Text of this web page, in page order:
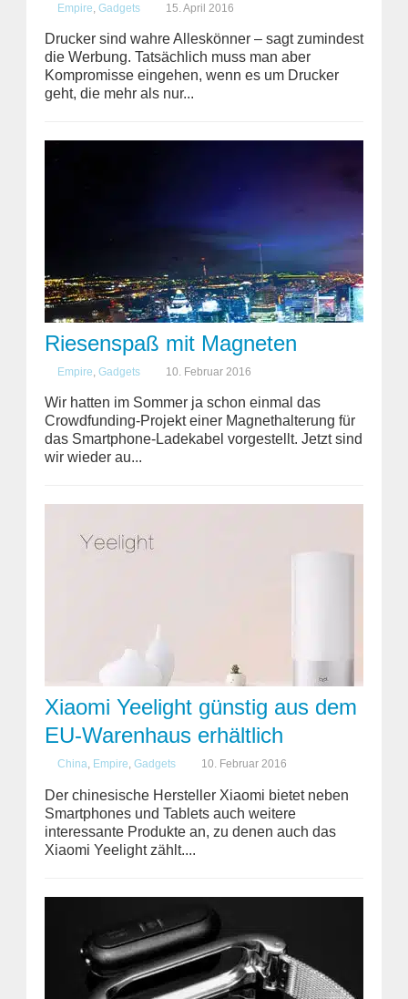
Empire Gadgets 15. April 2016
Drucker sind wahre Alleskönner – sagt zumindest
die Werbung. Tatsächlich muss man aber
Kompromisse eingehen, wenn es um Drucker
geht, die mehr als nur...
Riesenspaß mit Magneten
Empire, Gadgets 10. Februar 2016
Wir hatten im Sommer ja schon einmal das
Crowdfunding-Projekt einer Magnethalterung für
das Smartphone-Ladekabel vorgestellt. Jetzt sind
wir wieder au...
Xiaomi Yeelight günstig aus dem
EU-Warenhaus erhältlich
China, Empire, Gadgets 10. Februar 2016
Der chinesische Hersteller Xiaomi bietet neben
Smartphones und Tablets auch weitere
interessante Produkte an, zu denen auch das
Xiaomi Yeelight zählt....